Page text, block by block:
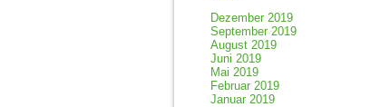
Dezember 2019
September 2019
August 2019
Juni 2019
Mai 2019
Februar 2019
Januar 2019